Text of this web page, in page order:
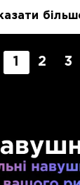
1 2 3